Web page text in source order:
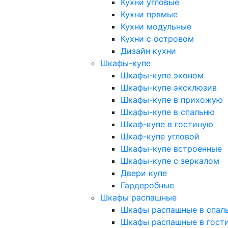
Кухни угловые
Кухни прямые
Кухни модульные
Кухни с островом
Дизайн кухни
Шкафы-купе
Шкафы-купе эконом
Шкафы-купе эксклюзив
Шкафы-купе в прихожую
Шкафы-купе в спальню
Шкаф-купе в гостиную
Шкаф-купе угловой
Шкафы-купе встроенные
Шкафы-купе с зеркалом
Двери купе
Гардеробные
Шкафы распашные
Шкафы распашные в
Шкафы распашные в